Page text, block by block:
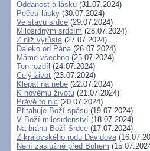
Oddanost a lásku (31.07.2024)
Pečetí lásky (30.07.2024)
Ve stavu srdce (29.07.2024)
Milosrdným srdcím (28.07.2024)
Z níž vyrůstá(27.07.2024)
Daleko od Pána(26.07.2024)
Máme všechno (25.07.2024)
Ten rozdíl (24.07.2024)
Celý život (23.07.2024)
Klepat na nebe (22.07.2024)
K novému životu (21.07.2024)
Právě to nic (20.07.2024)
Přitahuje Boží spásu (19.07.2024)
V Boží milosrdenství (18.07.2024)
Na bránu Boží Srdce (17.07.2024)
Z královského rodu Davidova
Není záslužné před Bohem